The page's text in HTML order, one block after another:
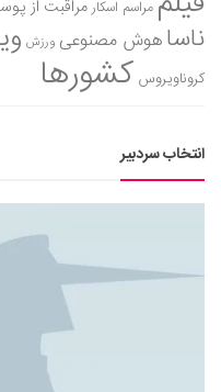
مراسم اسکارمراقبت از
ناساهوش مصنوعی ورزش
کروناویروس کشورها
انتخاب سردبیر